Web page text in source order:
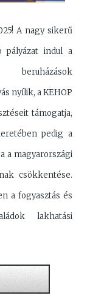
A nagy sikerű
pályázat indul a
beruházások
nyílik, a KEHOP
támogatja,
pedig a
a magyarországi
csökkentése.
a fogyasztás és
lakhatási